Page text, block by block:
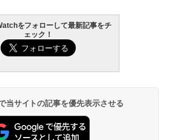
をフォローして最新記事をチ
ェック！
当サイトの記事を優先表示させる